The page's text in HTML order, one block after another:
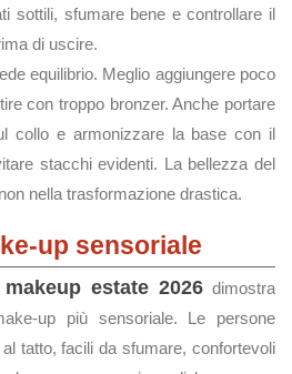
sottili, sfumare bene e controllare il
di uscire.
equilibrio. Meglio aggiungere poco
con troppo bronzer. Anche portare
collo e armonizzare la base con il
stacchi evidenti. La bellezza del
nella trasformazione drastica.
up sensoriale
estate 2026 dimostra
up più sensoriale. Le persone
tatto, facili da sfumare, confortevoli